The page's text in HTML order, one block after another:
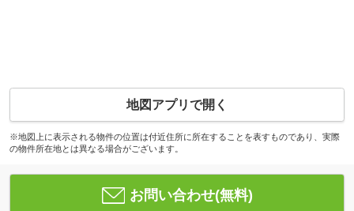
地図アプリで開く
※地図上に表示される物件の位置は付近住所に所在することを表すものであり、実際
の物件所在地とは異なる場合がございます。
お問い合わせ(無料)